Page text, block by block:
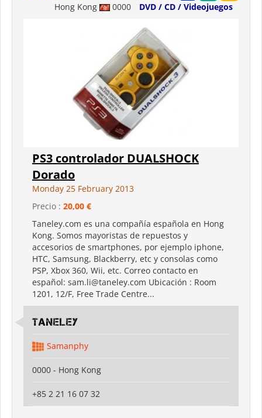
Hong Kong 0000 DVD / CD / Videojuegos
PS3 controlador DUALSHOCK
Dorado
Monday 25 February 2013
Precio : 20,00 €
Taneley.com es una compañía española en Hong
Kong. Somos mayoristas de repuestos y
accesorios de smartphones, por ejemplo iphone,
HTC, Samsung, Blackberry, etc y consolas como
PSP, Xbox 360, Wii, etc. Correo contacto en
español: sam.li@taneley.com Ubicación : Room
1201, 12/F, Free Trade Centre...
Taneley
Samanphy
0000 - Hong Kong
+85 2 21 16 07 32